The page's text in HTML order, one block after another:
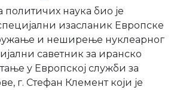
политичих наука био је
изасланик Европске
и неширење нуклеарног
саветник за иранско
у Европској служби за
г. Стефан Клемент који је